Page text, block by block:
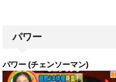
パワー
パワー (チェンソーマン)